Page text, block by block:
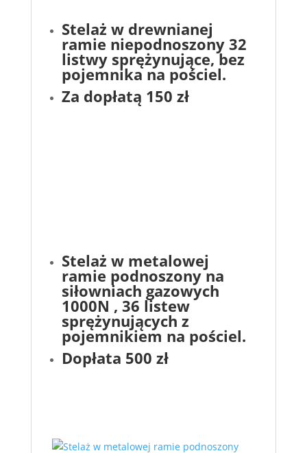
Stelaż w drewnianej
ramie niepodnoszony 32
listwy sprężynujące, bez
pojemnika na pościel.
Za dopłatą 150 zł
Stelaż w metalowej
ramie podnoszony na
siłowniach gazowych
1000N , 36 listew
sprężynujących z
pojemnikiem na pościel.
Dopłata 500 zł